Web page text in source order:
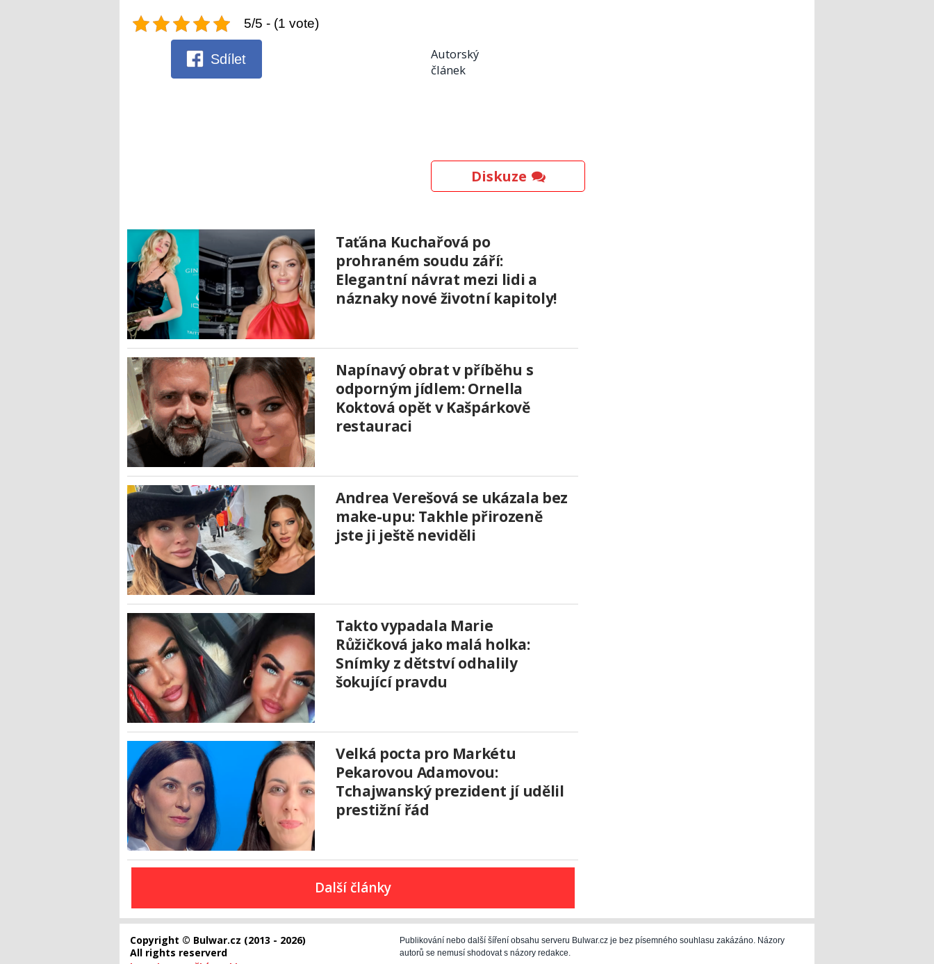
5/5 - (1 vote)
Sdílet
Autorský
článek
Diskuze
Taťána Kuchařová po
prohraném soudu září:
Elegantní návrat mezi lidi a
náznaky nové životní kapitoly!
Napínavý obrat v příběhu s
odporným jídlem: Ornella
Koktová opět v Kašpárkově
restauraci
Andrea Verešová se ukázala bez
make-upu: Takhle přirozeně
jste ji ještě neviděli
Takto vypadala Marie
Růžičková jako malá holka:
Snímky z dětství odhalily
šokující pravdu
Velká pocta pro Markétu
Pekarovou Adamovou:
Tchajwanský prezident jí udělil
prestižní řád
Další články
Copyright © Bulwar.cz (2013 - 2026)
All rights reserverd
Publikování nebo další šíření obsahu serveru Bulwar.cz je bez písemného souhlasu zakázáno. Názory
autorů se nemusí shodovat s názory redakce.